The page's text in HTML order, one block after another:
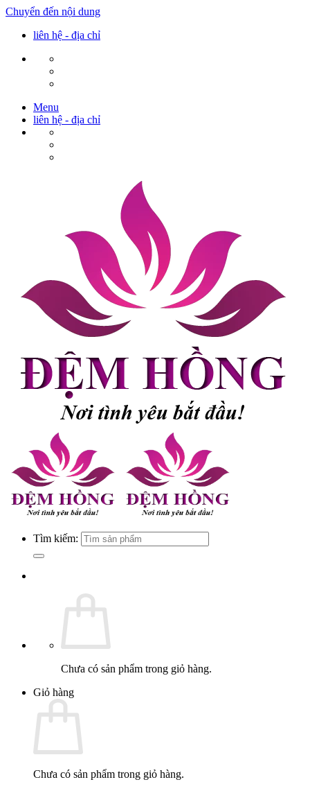
Chuyển đến nội dung
liên hệ - địa chỉ
Menu
liên hệ - địa chỉ
Tìm kiếm:
Chưa có sản phẩm trong giỏ hàng.
Giỏ hàng
Chưa có sản phẩm trong giỏ hàng.